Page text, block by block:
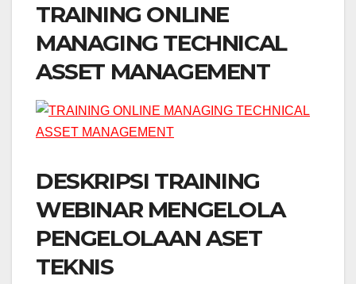
TRAINING ONLINE
MANAGING TECHNICAL
ASSET MANAGEMENT
DESKRIPSI TRAINING
WEBINAR MENGELOLA
PENGELOLAAN ASET
TEKNIS